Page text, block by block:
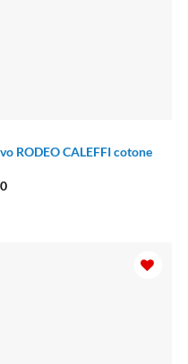
RODEO CALEFFI cotone
Fascia